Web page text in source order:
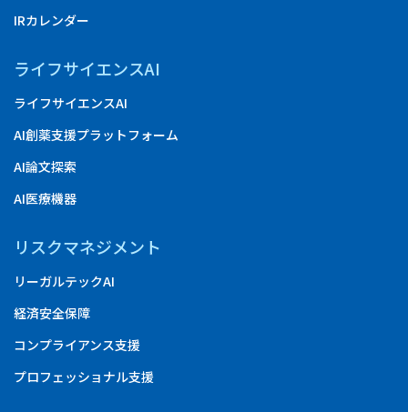
IRカレンダー
ライフサイエンスAI
ライフサイエンスAI
AI創薬支援プラットフォーム
AI論文探索
AI医療機器
リスクマネジメント
リーガルテックAI
経済安全保障
コンプライアンス支援
プロフェッショナル支援